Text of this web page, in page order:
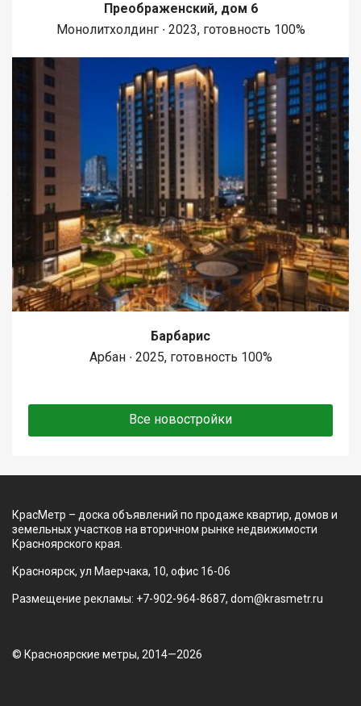
Преображенский, дом 6
Монолитхолдинг ∙ 2023, готовность 100%
Барбарис
Арбан ∙ 2025, готовность 100%
Все новостройки
КрасМетр – доска объявлений по продаже квартир, домов и
земельных участков на вторичном рынке недвижимости
Красноярского края.
Красноярск, ул Маерчака, 10, офис 16-06
Размещение рекламы: +7-902-964-8687, dom@krasmetr.ru
© Красноярские метры, 2014—2026